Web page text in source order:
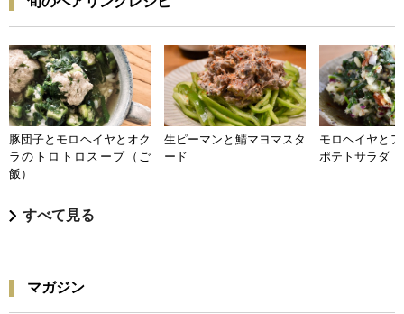
豚団子とモロヘイヤとオク
ラのトロトロスープ（ご
飯）
生ピーマンと鯖マヨマスタ
ード
モロヘイヤと
ポテトサラダ
すべて見る
マガジン